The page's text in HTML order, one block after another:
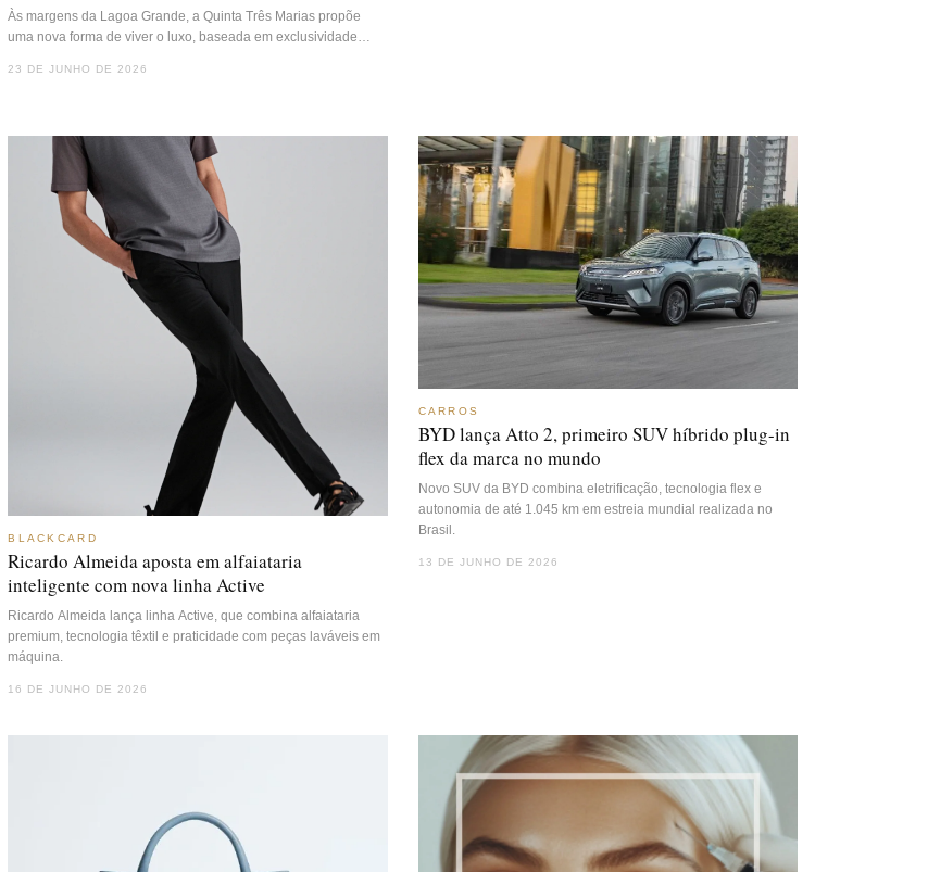
Às margens da Lagoa Grande, a Quinta Três Marias propõe
uma nova forma de viver o luxo, baseada em exclusividade…
23 DE JUNHO DE 2026
BLACKCARD
Ricardo Almeida aposta em alfaiataria
inteligente com nova linha Active
Ricardo Almeida lança linha Active, que combina alfaiataria
premium, tecnologia têxtil e praticidade com peças laváveis em
máquina.
16 DE JUNHO DE 2026
CARROS
BYD lança Atto 2, primeiro SUV híbrido plug-in
flex da marca no mundo
Novo SUV da BYD combina eletrificação, tecnologia flex e
autonomia de até 1.045 km em estreia mundial realizada no
Brasil.
13 DE JUNHO DE 2026